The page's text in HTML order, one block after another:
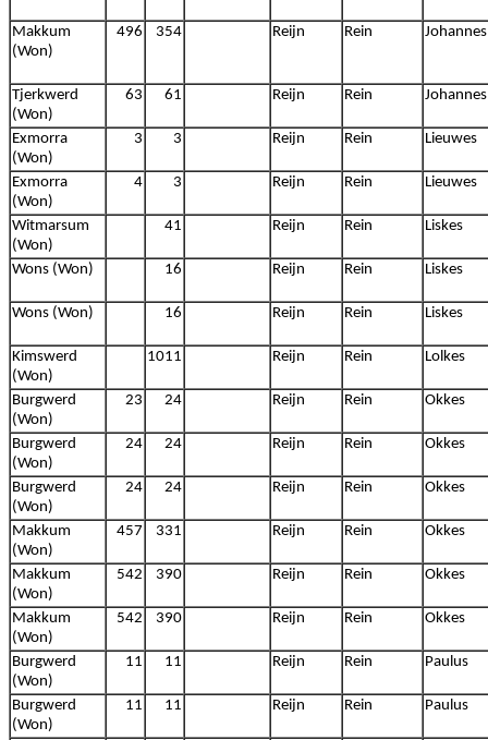
Makkum
(Won)
496 354 Reijn Rein Johannes
Tjerkwerd
(Won)
63 61 Reijn Rein Johannes
Exmorra
(Won)
3 3 Reijn Rein Lieuwes
Exmorra
(Won)
4 3 Reijn Rein Lieuwes
Witmarsum
(Won)
41 Reijn Rein Liskes
Wons (Won) 16 Reijn Rein Liskes
Wons (Won) 16 Reijn Rein Liskes
Kimswerd
(Won)
1011 Reijn Rein Lolkes
Burgwerd
(Won)
23 24 Reijn Rein Okkes
Burgwerd
(Won)
24 24 Reijn Rein Okkes
Burgwerd
(Won)
24 24 Reijn Rein Okkes
Makkum
(Won)
457 331 Reijn Rein Okkes
Makkum
(Won)
542 390 Reijn Rein Okkes
Makkum
(Won)
542 390 Reijn Rein Okkes
Burgwerd
(Won)
11 11 Reijn Rein Paulus
Burgwerd
(Won)
11 11 Reijn Rein Paulus